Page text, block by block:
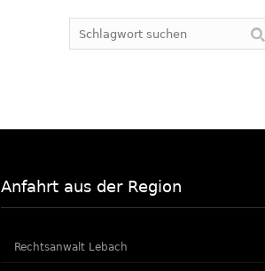
Anfahrt aus der Region
Rechtsanwalt Lebach